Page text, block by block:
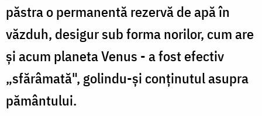
păstra o permanentă rezervă de apă în
văzduh, desigur sub forma norilor, cum are
şi acum planeta Venus - a fost efectiv
„sfărâmată", golindu-şi conţinutul asupra
pământului.